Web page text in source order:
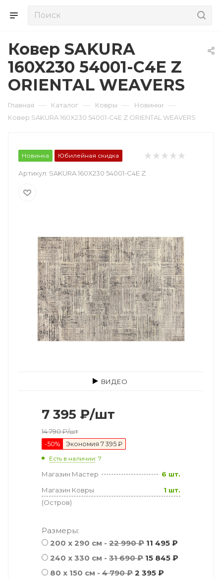
Ковер SAKURA
160X230 54001-C4E Z
ORIENTAL WEAVERS
Главная — Каталог — Ковры — Новинки —
Ковер SAKURA 160X230 54001-C4E Z ORIENTAL WEAVERS
Новинка Юбилейная скидка
Артикул: SAKURA 160X230 54001-C4E Z
ВИДЕО
7 395 ₽/шт
14 790₽/шт
-50% Экономия 7 395 ₽
Есть в наличии: 7
Магазин Мастер
6 шт.
Магазин Ковры
(Остров)
1 шт.
Размеры:
200 x 290 см - 22 990 ₽ 11 495 ₽
240 x 330 см - 31 690 ₽ 15 845 ₽
80 x 150 см - 4 790 ₽ 2 395 ₽